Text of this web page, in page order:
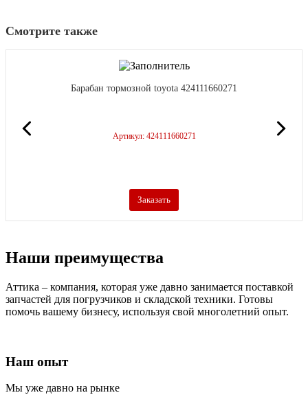
Смотрите также
Барабан тормозной toyota 424111660271
Артикул: 424111660271
Заказать
Наши преимущества
Аттика – компания, которая уже давно занимается поставкой
запчастей для погрузчиков и складской техники. Готовы
помочь вашему бизнесу, используя свой многолетний опыт.
Наш опыт
Мы уже давно на рынке